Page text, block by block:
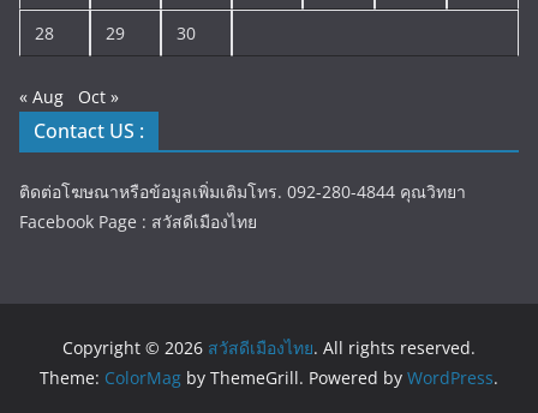
28 29 30
« Aug Oct »
Contact US :
ติดต่อโฆษณาหรือข้อมูลเพิ่มเติมโทร. 092-280-4844 คุณวิทยา
Facebook Page : สวัสดีเมืองไทย
Copyright © 2026 สวัสดีเมืองไทย. All rights reserved.
Theme: ColorMag by ThemeGrill. Powered by WordPress.